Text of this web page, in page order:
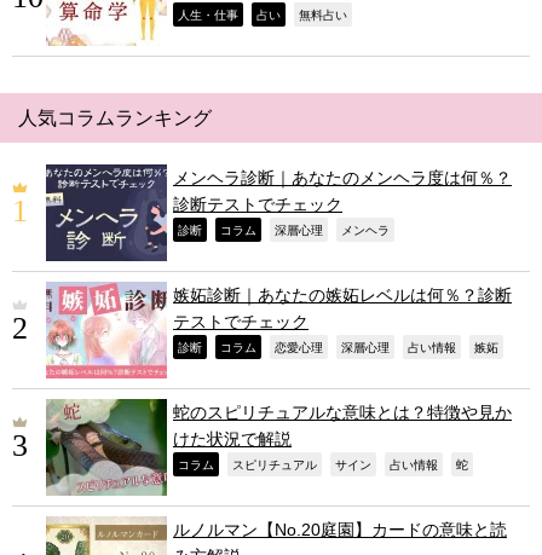
人生・仕事 占い 無料占い
人気コラムランキング
メンヘラ診断｜あなたのメンヘラ度は何％？
診断テストでチェック
診断 コラム 深層心理 メンヘラ
嫉妬診断｜あなたの嫉妬レベルは何％？診断
テストでチェック
診断 コラム 恋愛心理 深層心理 占い情報 嫉妬
蛇のスピリチュアルな意味とは？特徴や見か
けた状況で解説
コラム スピリチュアル サイン 占い情報 蛇
ルノルマン【No.20庭園】カードの意味と読